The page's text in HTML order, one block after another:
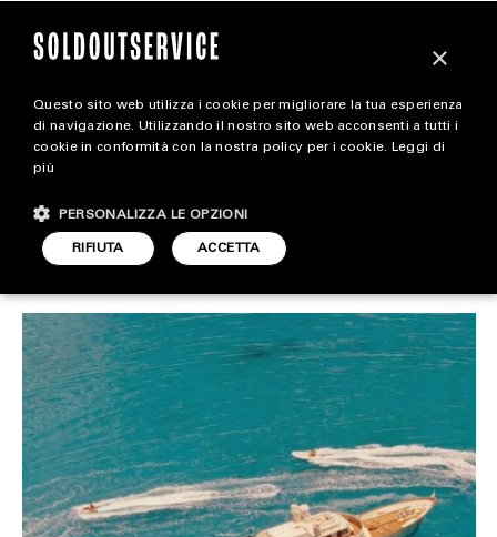
magazine
STYLE
FOOTWEAR
ACCESSORIES
Coco Chanel e il suo
amore per il mare
STYLE
9 GIUGNO 2025
×
Questo sito web utilizza i cookie per migliorare la tua esperienza
di navigazione. Utilizzando il nostro sito web acconsenti a tutti i
cookie in conformità con la nostra policy per i cookie. Leggi di
più
ACCETTA
RIFIUTA
PERSONALIZZA LE OPZIONI